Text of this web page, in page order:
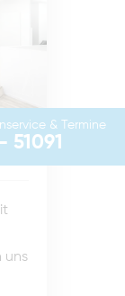
uns
& Termine
51091